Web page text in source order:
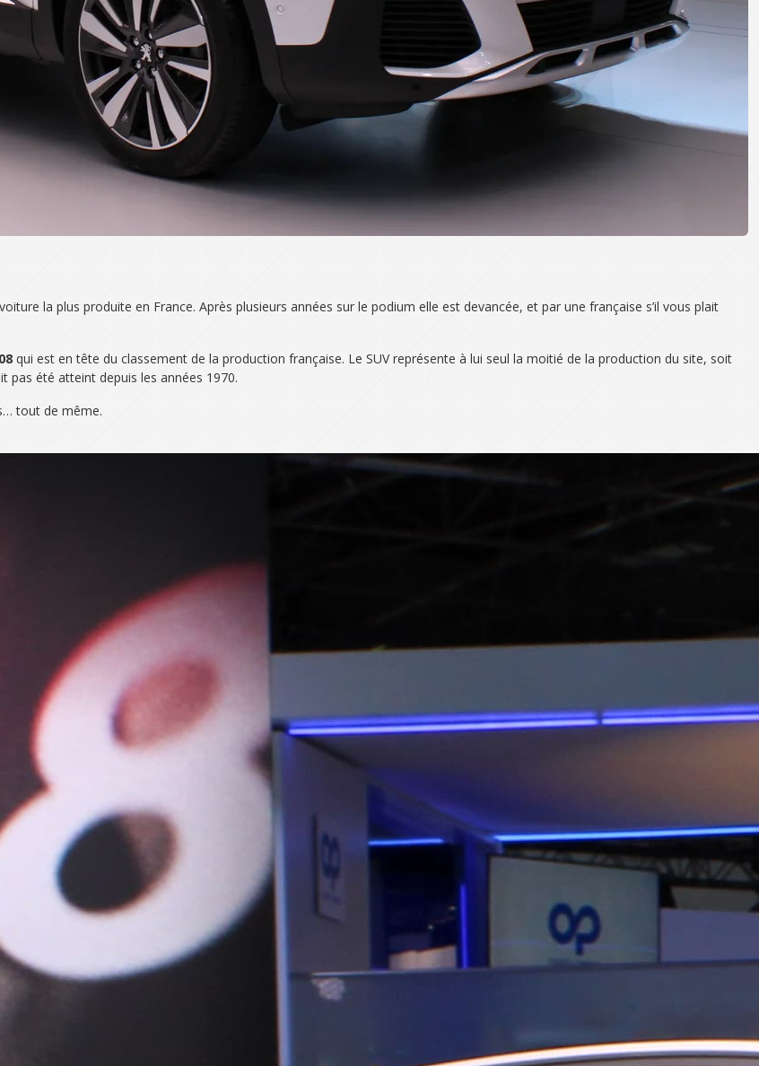
la plus produite en France. Après plusieurs années sur le podium elle est devancée, et par une française s’il vous plait
qui est en tête du classement de la production française. Le SUV représente à lui seul la moitié de la production du site, soit
pas été atteint depuis les années 1970.
tout de même.